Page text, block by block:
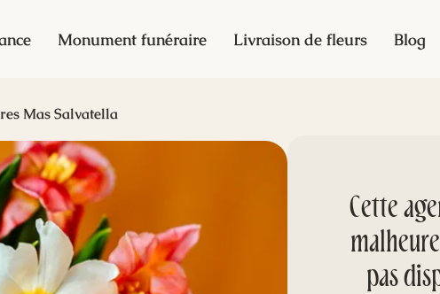
Monument funéraire Livraison de fleurs Blog
Mas Salvatella
Cette
pas